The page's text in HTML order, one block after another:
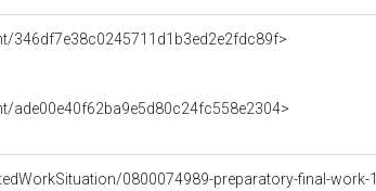
0800074989-preparatory-final-work-